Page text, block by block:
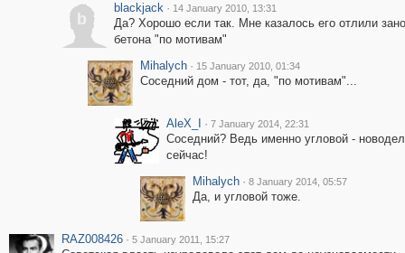
b
blackjack · 14 January 2010, 13:31
Да? Хорошо если так. Мне казалось его отлили
бетона "по мотивам"
Mihalych · 15 January 2010, 01:34
Соседний дом - тот, да, "по мотивам"...
AleX_I · 7 January 2014, 22:31
Соседний? Ведь именно угловой -
сейчас!
Mihalych · 8 January 2014, 05:57
Да, и угловой тоже.
RAZ008426 · 5 January 2011, 15:27